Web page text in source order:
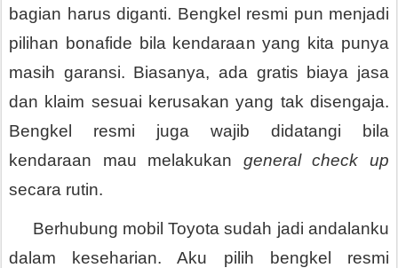
bagian harus diganti. Bengkel resmi pun menjadi
pilihan bonafide bila kendaraan yang kita punya
masih garansi. Biasanya, ada gratis biaya jasa
dan klaim sesuai kerusakan yang tak disengaja.
Bengkel resmi juga wajib didatangi bila
kendaraan mau melakukan general check up
secara rutin.
dalam keseharian. Aku pilih bengkel resmi